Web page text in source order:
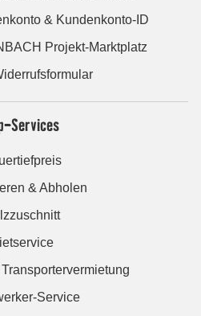
& Kundenkonto-ID
Projekt-Marktplatz
Services
& Abholen
Service